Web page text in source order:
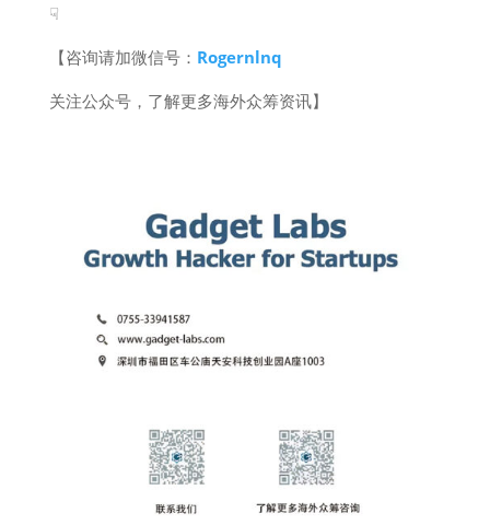
☟
【咨询请加微信号： Rogernlnq
关注公众号，了解更多海外众筹资讯】